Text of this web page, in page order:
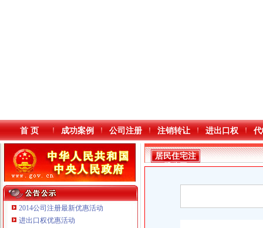
首 页 成功案例 公司注册 注销转让 进出口权
2014公司注册最新优惠活动
进出口权优惠活动
居民住宅注
册公司